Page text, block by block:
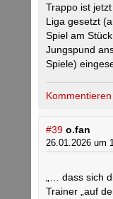
Trappo ist
Liga gesetzt
Spiel am
Jungspund
Spiele)
Kommentieren
#39 o.fan
26.01.2026 um
„… dass sich
Trainer „auf